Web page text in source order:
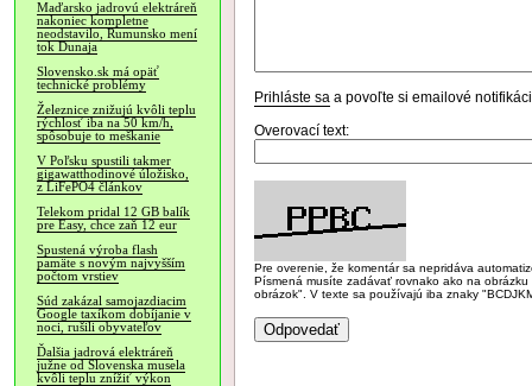
Maďarsko jadrovú elektráreň
nakoniec kompletne
neodstavilo, Rumunsko mení
tok Dunaja
Slovensko.sk má opäť
technické problémy
Železnice znižujú kvôli teplu
rýchlosť iba na 50 km/h,
spôsobuje to meškanie
V Poľsku spustili takmer
gigawatthodinové úložisko,
z LiFePO4 článkov
Telekom pridal 12 GB balík
pre Easy, chce zaň 12 eur
Spustená výroba flash
pamäte s novým najvyšším
počtom vrstiev
Súd zakázal samojazdiacim
Google taxíkom dobíjanie v
noci, rušili obyvateľov
Ďalšia jadrová elektráreň
južne od Slovenska musela
kvôli teplu znížiť výkon
Prihláste sa a povoľte si emailové
Overovací text:
Pre overenie, že komentár sa nepridáva
Písmená musíte zadávať rovnako ako na
obrázok". V texte sa používajú iba znaky